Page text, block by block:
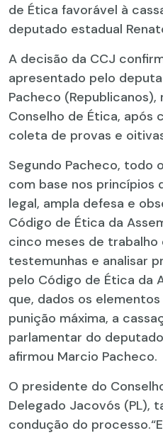
de Ética favorável à
deputado estadual
A decisão da CCJ
apresentado pelo
Pacheco
Conselho de Ética, após
coleta de provas e
Segundo Pacheco, todo
com base nos princípios
legal, ampla defesa e
Código de Ética da
cinco meses de trabalho
testemunhas e analisar
pelo Código de Ética da
que, dados os
punição máxima, a
parlamentar do
afirmou Marcio Pacheco.
O presidente do
Delegado Jacovós (PL),
condução do